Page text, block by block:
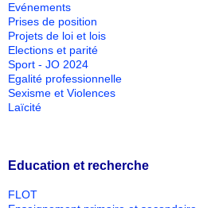
Evénements
Prises de position
Projets de loi et lois
Elections et parité
Sport - JO 2024
Egalité professionnelle
Sexisme et Violences
Laïcité
Education et recherche
FLOT